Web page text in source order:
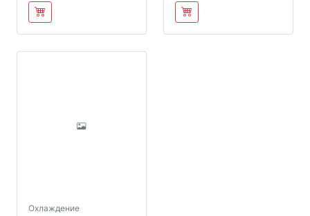
Охлаждение